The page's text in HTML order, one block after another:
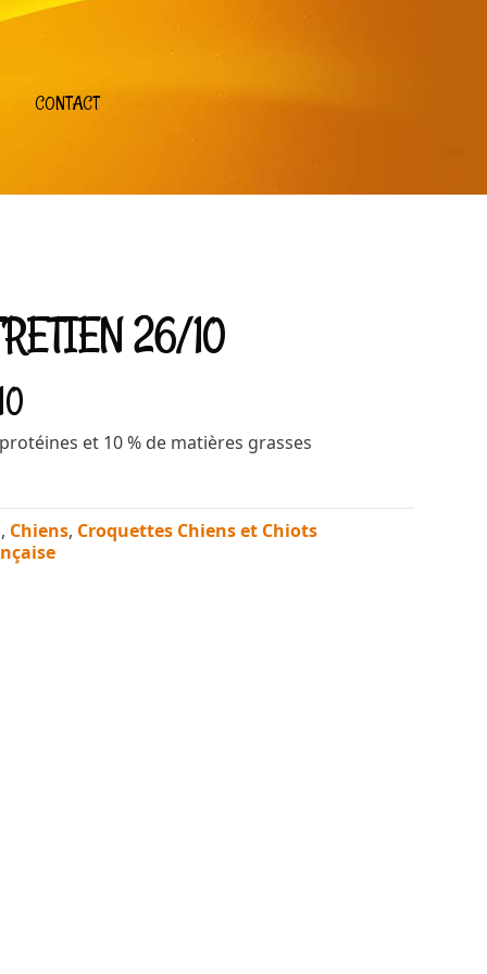
CONTACT
26/10
et 10 % de matières grasses
, Chiens, Croquettes Chiens et Chiots